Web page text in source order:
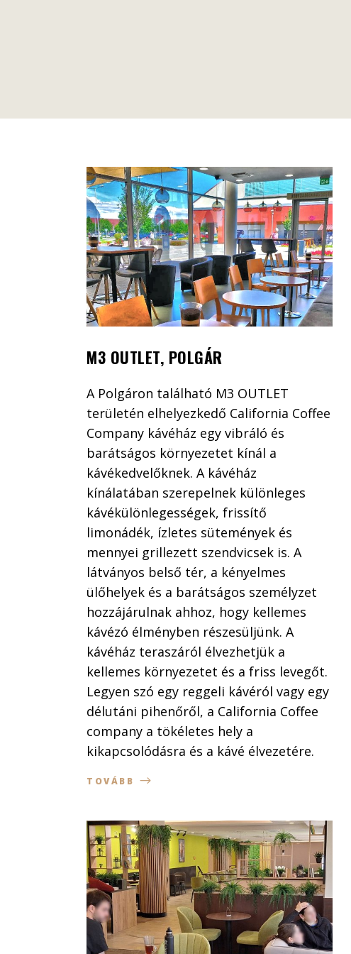
M3 OUTLET, POLGÁR
A Polgáron található M3 OUTLET
területén elhelyezkedő California Coffee
Company kávéház egy vibráló és
barátságos környezetet kínál a
kávékedvelőknek. A kávéház
kínálatában szerepelnek különleges
kávékülönlegességek, frissítő
limonádék, ízletes sütemények és
mennyei grillezett szendvicsek is. A
látványos belső tér, a kényelmes
ülőhelyek és a barátságos személyzet
hozzájárulnak ahhoz, hogy kellemes
kávézó élményben részesüljünk. A
kávéház teraszáról élvezhetjük a
kellemes környezetet és a friss levegőt.
Legyen szó egy reggeli kávéról vagy egy
délutáni pihenőről, a California Coffee
company a tökéletes hely a
kikapcsolódásra és a kávé élvezetére.
TOVÁBB